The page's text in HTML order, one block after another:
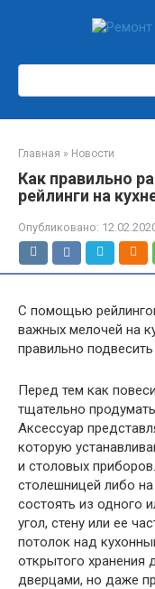
Поиск:
Главная » Новости
Как правильно
рейлинги на
Опубликовано:
С помощью
важных мелочей на
правильно
Перед тем как
тщательно
Аксессуар
которую
и столовых
столешницей либо
состоять из одного
угол, стену или ее
потолок над
открытого хранения
дверцами, но даже